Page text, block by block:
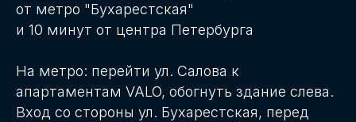
от метро "Бухарестская"
и 10 минут от центра Петербурга
На метро: перейти ул. Салова к
апартаментам VALO, обогнуть здание слева.
Вход со стороны ул. Бухарестская, перед